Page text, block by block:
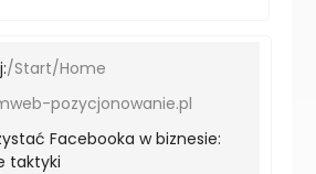
Start Home
pozycjonowanie.pl
Facebooka w biznesie:
taktyki